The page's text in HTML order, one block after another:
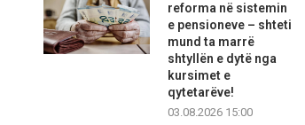
Abdixhiku: Po tentojmë t’i
shmangim zgjedhjet, LDK
reforma në sistemin
e pensioneve – shteti
mund ta marrë
shtyllën e dytë nga
kursimet e
qytetarëve!
03.08.2026 15:00